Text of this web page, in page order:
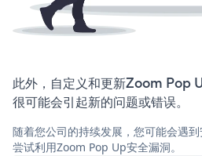
此外，自定义和更新Zoom Pop
很可能会引起新的问题或错误。
随着您公司的持续发展，您可能会遇
尝试利用Zoom Pop Up安全漏洞。